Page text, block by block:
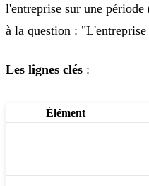
l'entreprise sur une
à la question :
Les lignes clés :
Élément